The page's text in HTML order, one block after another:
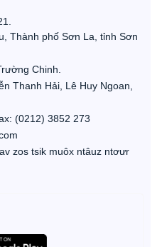
Thành phố Sơn La, tỉnh Sơn
Chinh.
Thanh Hải, Lê Huy Ngoan,
(0212) 3852 273
zos tsik muôx ntâuz ntơưr